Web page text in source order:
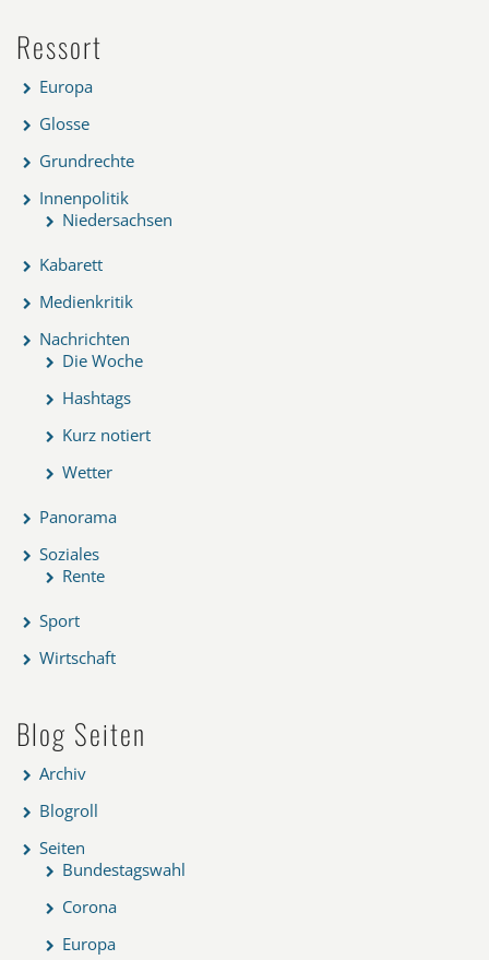
Ressort
Europa
Glosse
Grundrechte
Innenpolitik
Niedersachsen
Kabarett
Medienkritik
Nachrichten
Die Woche
Hashtags
Kurz notiert
Wetter
Panorama
Soziales
Rente
Sport
Wirtschaft
Blog Seiten
Archiv
Blogroll
Seiten
Bundestagswahl
Corona
Europa